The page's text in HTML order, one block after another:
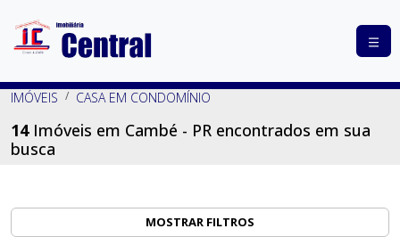
COMPRAR
LANÇAMENTOS
IMÓVEIS CASA EM CONDOMÍNIO
14Imóveis em Cambé - PR encontrados em sua
busca
MOSTRAR FILTROS